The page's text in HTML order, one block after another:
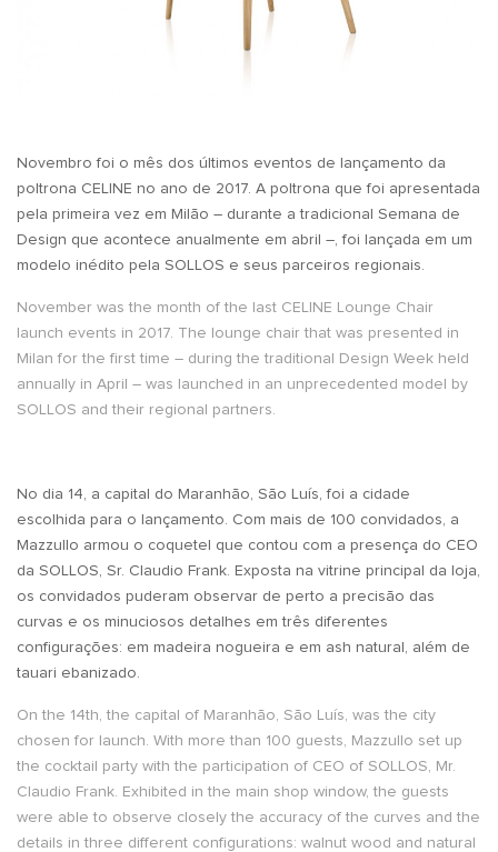
Novembro foi o mês dos últimos eventos de lançamento da
poltrona CELINE no ano de 2017. A poltrona que foi apresentada
pela primeira vez em Milão – durante a tradicional Semana de
Design que acontece anualmente em abril –, foi lançada em um
modelo inédito pela SOLLOS e seus parceiros regionais.
November was the month of the last CELINE Lounge Chair
launch events in 2017. The lounge chair that was presented in
Milan for the first time – during the traditional Design Week held
annually in April – was launched in an unprecedented model by
SOLLOS and their regional partners.
No dia 14, a capital do Maranhão, São Luís, foi a cidade
escolhida para o lançamento. Com mais de 100 convidados, a
Mazzullo armou o coquetel que contou com a presença do CEO
da SOLLOS, Sr. Claudio Frank. Exposta na vitrine principal da loja,
os convidados puderam observar de perto a precisão das
curvas e os minuciosos detalhes em três diferentes
configurações: em madeira nogueira e em ash natural, além de
tauari ebanizado.
On the 14th, the capital of Maranhão, São Luís, was the city
chosen for launch. With more than 100 guests, Mazzullo set up
the cocktail party with the participation of CEO of SOLLOS, Mr.
Claudio Frank. Exhibited in the main shop window, the guests
were able to observe closely the accuracy of the curves and the
details in three different configurations: walnut wood and natural